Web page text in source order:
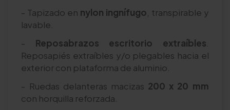
- Tapizado en nylon ingnífugo , transpirable y
lavable.
- Reposabrazos escritorio extraíbles
Reposapiés extraíbles y/o plegables hacia el
exterior con plataforma de aluminio.
- Ruedas delanteras macizas 200 x 20 mm
con horquilla reforzada.